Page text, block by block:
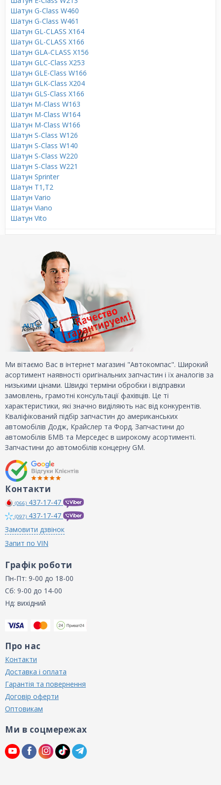
Шатун G-Class W460
Шатун G-Class W461
Шатун GL-CLASS X164
Шатун GL-CLASS X166
Шатун GLA-CLASS X156
Шатун GLC-Class X253
Шатун GLE-Class W166
Шатун GLK-Class X204
Шатун GLS-Class X166
Шатун M-Class W163
Шатун M-Class W164
Шатун M-Class W166
Шатун S-Class W126
Шатун S-Class W140
Шатун S-Class W220
Шатун S-Class W221
Шатун Sprinter
Шатун T1,T2
Шатун Vario
Шатун Viano
Шатун Vito
Ми вітаємо Вас в інтернет магазині "Автокомпас". Широкий
асортимент наявності оригінальних запчастин і їх аналогів за
низькими цінами. Швидкі терміни обробки і відправки
замовлень, грамотні консультації фахівців. Це ті
характеристики, які значно виділяють нас від конкурентів.
Кваліфікований підбір запчастин до американських
автомобілів Додж, Крайслер та Форд. Запчастини до
автомобілів БМВ та Мерседес в широкому асортименті.
Запчастини до автомобілів концерну GM.
Контакти
(066) 437-17-47
(097) 437-17-47
Замовити дзвінок
Запит по VIN
Графік роботи
Пн-Пт: 9-00 до 18-00
Сб: 9-00 до 14-00
Нд: вихідний
Про нас
Контакти
Доставка і оплата
Гарантія та повернення
Договір оферти
Оптовикам
Ми в соцмережах